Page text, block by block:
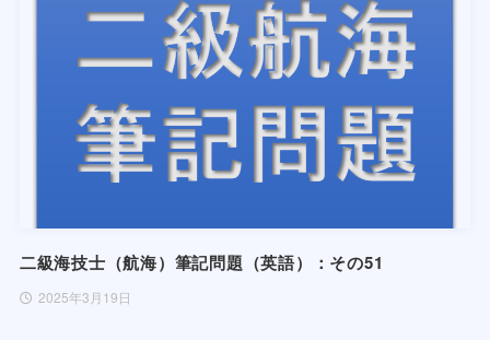
二級海技士（航海）筆記問題（英語）：その51
2025年3月19日